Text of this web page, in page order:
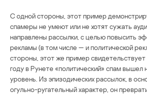
С одной стороны, этот пример
спамеры не умеют или не хотят сужать
направлены рассылки, с целью повысить
рекламы (в том числе — и политической
стороны, этот же пример
году в Рунете «политический» спам вышел
уровень. Из эпизодических рассылок, в
огульно-ругательный характер, он